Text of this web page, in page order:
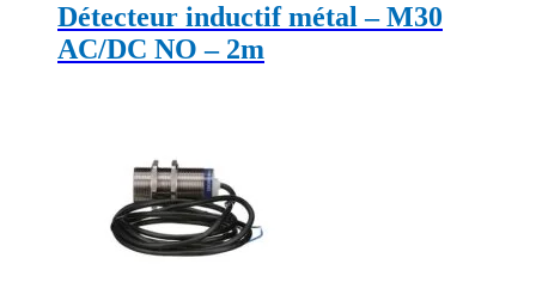
Détecteur inductif métal – M30
AC/DC NO – 2m